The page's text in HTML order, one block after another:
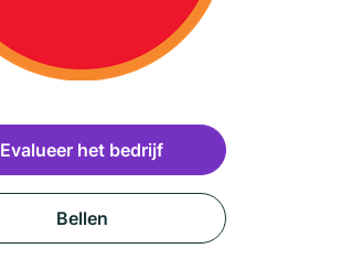
Evalueer het bedrijf
Bellen